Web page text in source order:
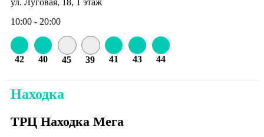
10:00 - 20:00
42 40 45 39 41 43 44
Находка
ТРЦ Находка Мега